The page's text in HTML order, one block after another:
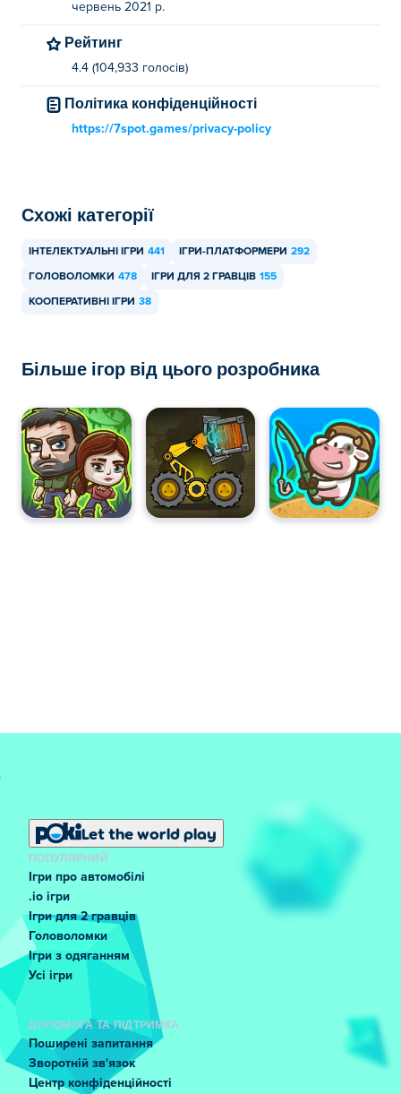
червень 2021 р.
Рейтинг
4.4 (104,933 голосів)
Політика конфіденційності
https://7spot.games/privacy-policy
Схожі категорії
ІНТЕЛЕКТУАЛЬНІ ІГРИ 441 ІГРИ-ПЛАТФОРМЕРИ 292
ГОЛОВОЛОМКИ 478 ІГРИ ДЛЯ 2 ГРАВЦІВ 155
КООПЕРАТИВНІ ІГРИ 38
Більше ігор від цього розробника
Let the world play
ПОПУЛЯРНИЙ
Ігри про автомобілі
.io ігри
Ігри для 2 гравців
Головоломки
Ігри з одяганням
Усі ігри
ДОПОМОГА ТА ПІДТРИМКА
Поширені запитання
Зворотній зв'язок
Центр конфіденційності